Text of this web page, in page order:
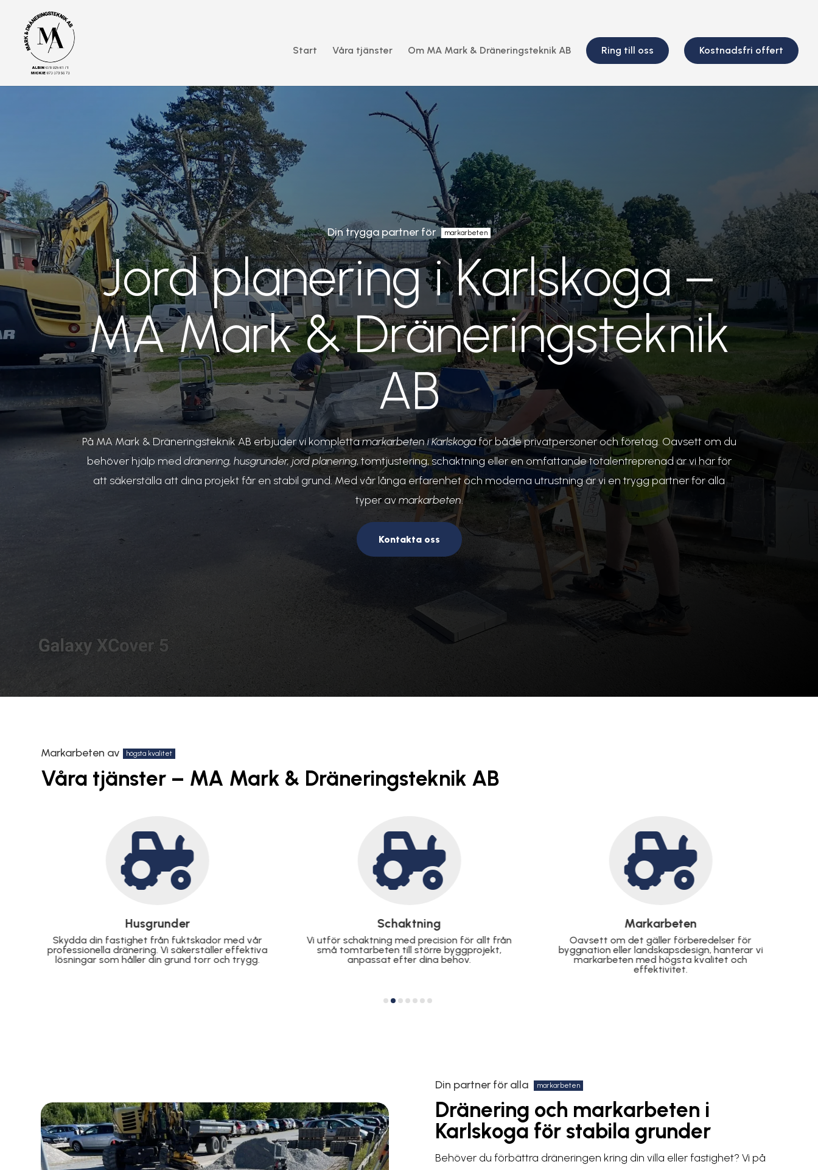
Start Våra tjänster Om MA Mark & Dräneringsteknik AB Ring till oss Kostnadsfri offert
Din trygga partner för markarbeten
Jord planering i Karlskoga –
MA Mark & Dräneringsteknik
AB
På MA Mark & Dräneringsteknik AB erbjuder vi komplettamarkarbeten i Karlskogaför både privatpersoner och företag. Oavsett om du
behöver hjälp med dränering, husgrunder, jord planering, tomtjustering, schaktning eller en omfattande totalentreprenad är vi här för
att säkerställa att dina projekt får en stabil grund. Med vår långa erfarenhet och moderna utrustning är vi en trygg partner för alla
typer avmarkarbeten.
Kontakta oss
Markarbeten av högsta kvalitet
Våra tjänster – MA Mark & Dräneringsteknik AB

Schaktning
Vi utför schaktning med precision för allt från
små tomtarbeten till större byggprojekt,
anpassat efter dina behov.

Markarbeten
Oavsett om det gäller förberedelser för
byggnation eller landskapsdesign, hanterar vi
markarbeten med högsta kvalitet och

Stensättning
Skapa en elegant och hållbar utomhusmiljö med
vår stensättning. Perfekt för gångar, uppfarter
och uteplatser.
Din partner för alla markarbeten
Dränering och markarbeten i
Karlskoga för stabila grunder
Behöver du förbättra dräneringen kring din villa eller fastighet? Vi på